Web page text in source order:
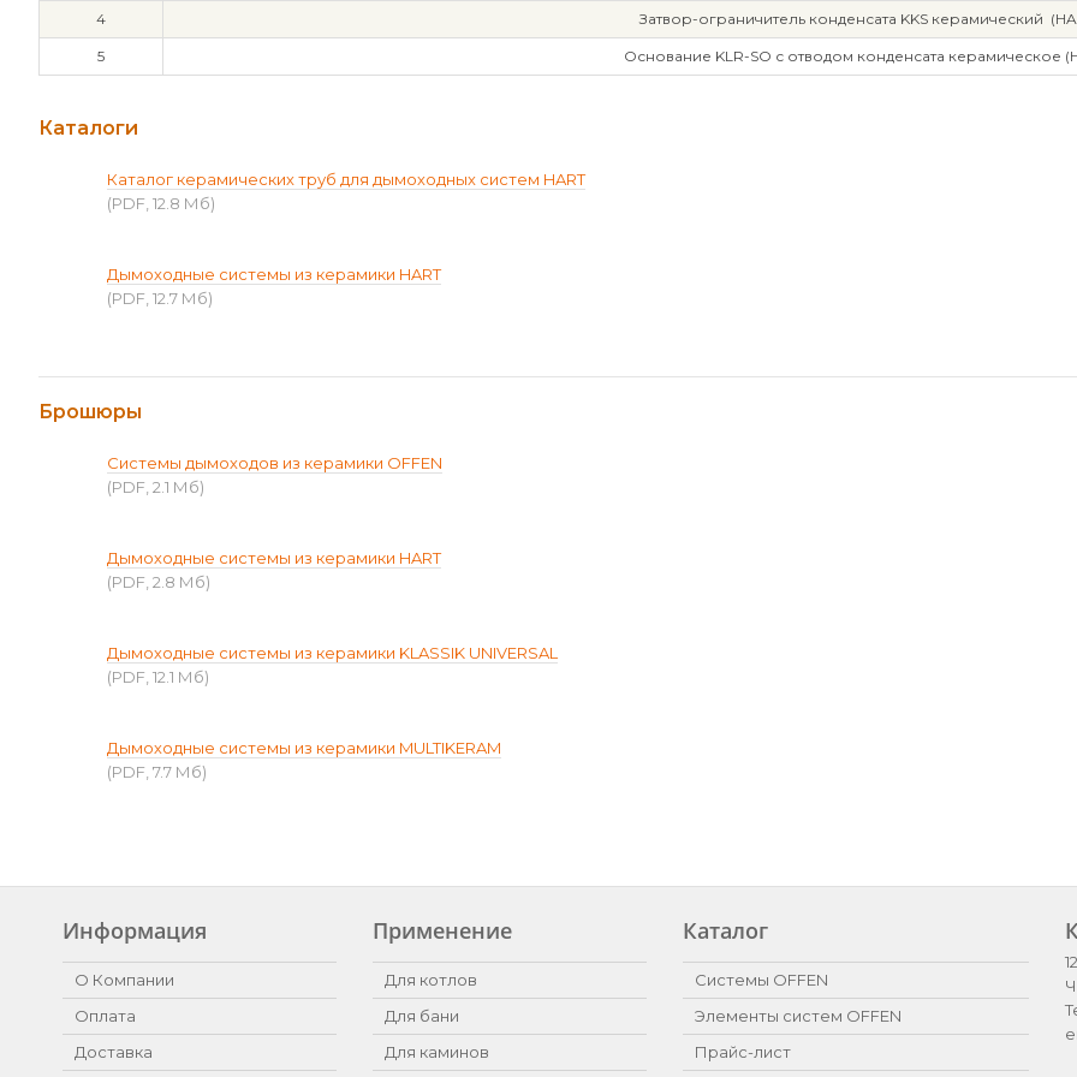
4 Затвор-ограничитель конденсата KKS керамический
5 Основание KLR-SO с отводом конденсата керамическое
Каталоги
Каталог керамических труб для дымоходных систем HART
(PDF, 12.8 Мб)
Дымоходные системы из керамики HART
(PDF, 12.7 Мб)
Брошюры
Системы дымоходов из керамики OFFEN
(PDF, 2.1 Мб)
Дымоходные системы из керамики HART
(PDF, 2.8 Мб)
Дымоходные системы из керамики KLASSIK UNIVERSAL
(PDF, 12.1 Мб)
Дымоходные системы из керамики MULTIKERAM
(PDF, 7.7 Мб)
Информация
О Компании
Оплата
Доставка
Применение
Для котлов
Для бани
Для каминов
Каталог
Системы OFFEN
Элементы систем OFFEN
Прайс-лист